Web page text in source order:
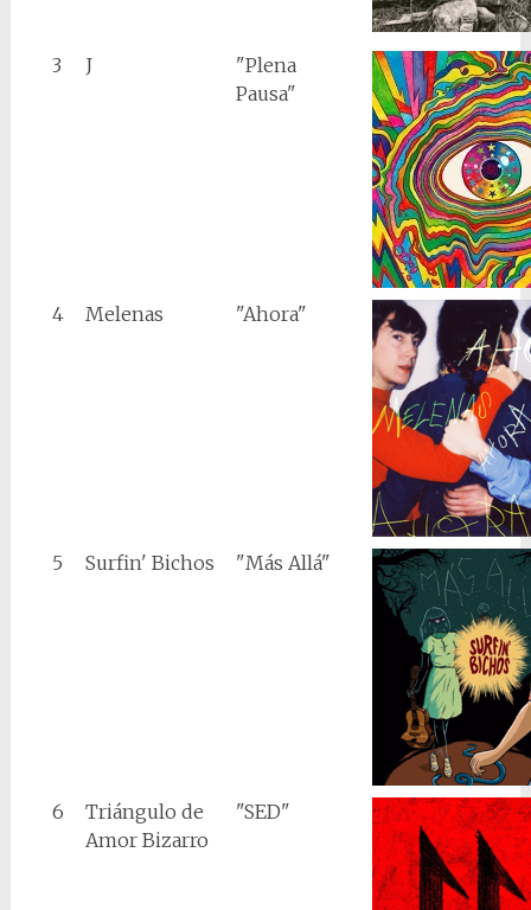
3 J
"Plena
Pausa"
4 Melenas "Ahora"
5 Surfin' Bichos "Más Allá"
6
Triángulo de
Amor Bizarro
"SED"